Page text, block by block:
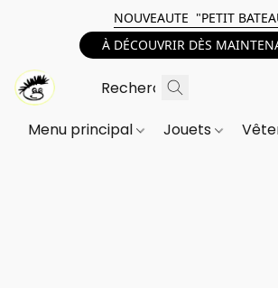
NOUVEAUTE "PETIT
À DÉCOUVRIR DÈS
Menu principal Jouets